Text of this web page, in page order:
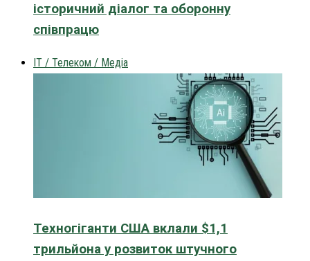
історичний діалог та оборонну
співпрацю
IT / Телеком / Медіа
Техногіганти США вклали $1,1
трильйона у розвиток штучного